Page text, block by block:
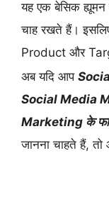
यह एक बेसिक ह्यूमन
चाह रखते हैं।
Product और
अब यदि आप
Social Media
Marketing के
जानना चाहते हैं,